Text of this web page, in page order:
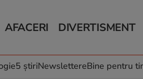
AFACERI
Auto
Locuri de muncă
DIVERTISMENT
Horoscop
Muzică și Filme
5 știriNewslettereBine pentru